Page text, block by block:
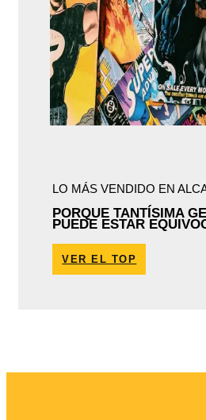
LO MÁS VENDIDO EN
PORQUE TANTÍSIMA
PUEDE ESTAR
VER EL TOP